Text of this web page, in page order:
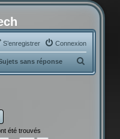
Connexion
S’enregistrer
sans réponse
e
été trouvés